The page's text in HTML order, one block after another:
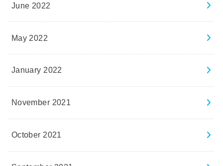
June 2022
May 2022
January 2022
November 2021
October 2021